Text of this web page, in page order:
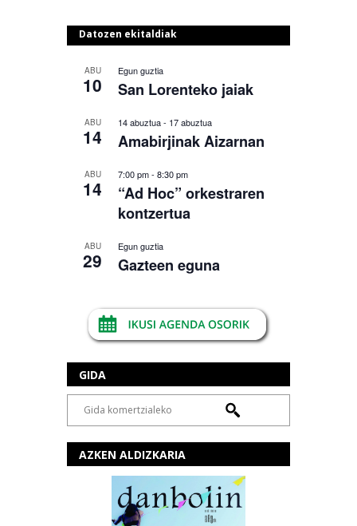
Datozen ekitaldiak
ABU
10
Egun guztia
San Lorenteko jaiak
ABU
14
14 abuztua- 17 abuztua
Amabirjinak Aizarnan
ABU
14
7:00 pm- 8:30 pm
“Ad Hoc” orkestraren
kontzertua
ABU
29
Egun guztia
Gazteen eguna
GIDA
AZKEN ALDIZKARIA